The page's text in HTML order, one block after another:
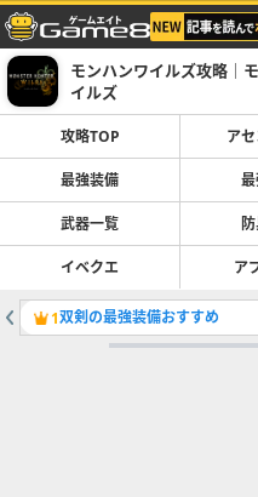
モンハンワイルズ攻略｜
イルズ
攻略TOP ア
最強装備
武器一覧
イベクエ ア
1双剣の最強装備おすすめ